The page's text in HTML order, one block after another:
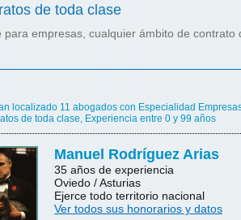
de toda clase
empresas, cualquier ámbito de
localizado 11 abogados con Especialidad
de toda clase, Experiencia entre 0 y 99 años
Manuel Rodríguez Arias
35 años de experiencia
Oviedo / Asturias
Ejerce todo territorio nacional
Ver todos sus honorarios y datos